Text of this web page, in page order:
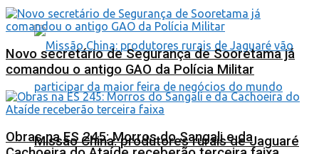
Missão China: produtores rurais de Jaguaré
Novo secretário de Segurança de Sooretama já
comandou o antigo GAO da Polícia Militar
Obras na ES 245: Morros do Sangali e da